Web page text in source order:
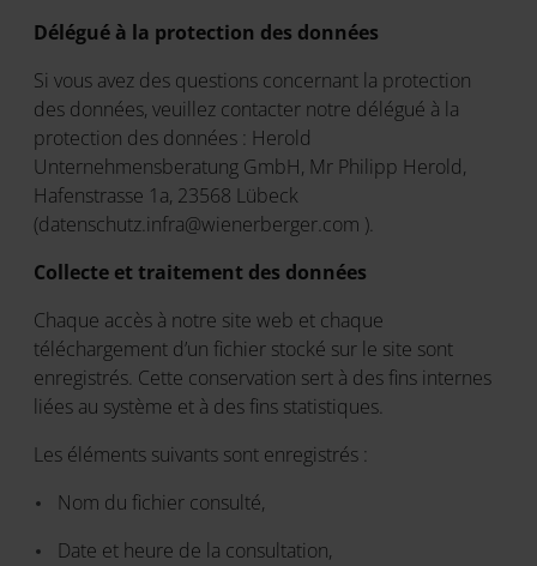
Délégué à la protection des données
Si vous avez des questions concernant la protection
des données, veuillez contacter notre délégué à la
protection des données : Herold
Unternehmensberatung GmbH, Mr Philipp Herold,
Hafenstrasse 1a, 23568 Lübeck
(datenschutz.infra@wienerberger.com ).
Collecte et traitement des données
Chaque accès à notre site web et chaque
téléchargement d’un fichier stocké sur le site sont
enregistrés. Cette conservation sert à des fins internes
liées au système et à des fins statistiques.
Les éléments suivants sont enregistrés :
Nom du fichier consulté,
Date et heure de la consultation,